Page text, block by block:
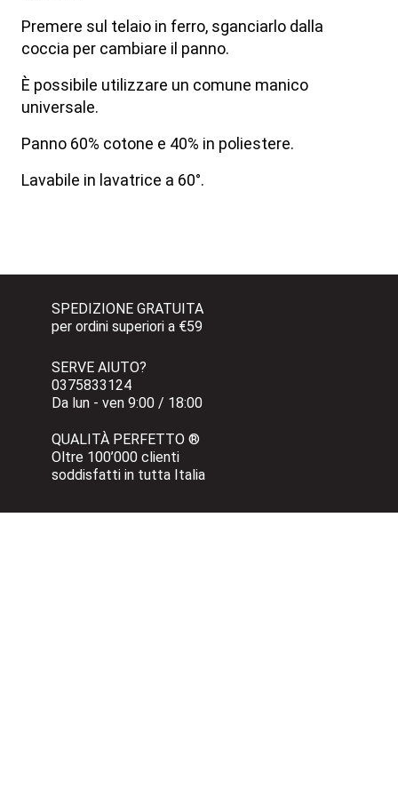
Premere sul telaio in ferro, sganciarlo dalla
coccia per cambiare il panno.
È possibile utilizzare un comune manico
universale.
Panno 60% cotone e 40% in poliestere.
Lavabile in lavatrice a 60°.
SPEDIZIONE GRATUITA
per ordini superiori a €59
SERVE AIUTO?
0375833124
Da lun - ven 9:00 / 18:00
QUALITÀ PERFETTO ®
Oltre 100’000 clienti
soddisfatti in tutta Italia